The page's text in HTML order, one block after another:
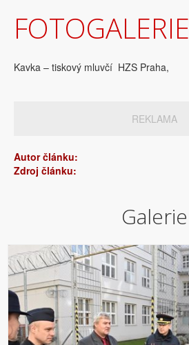
FOTOGALERIE
Kavka – tiskový mluvčí HZS Praha,
REKLAMA
Autor článku:
Zdroj článku:
Galerie